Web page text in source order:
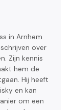
in Arnhem
over
Zijn kennis
hem de
Hij heeft
en kan
om een